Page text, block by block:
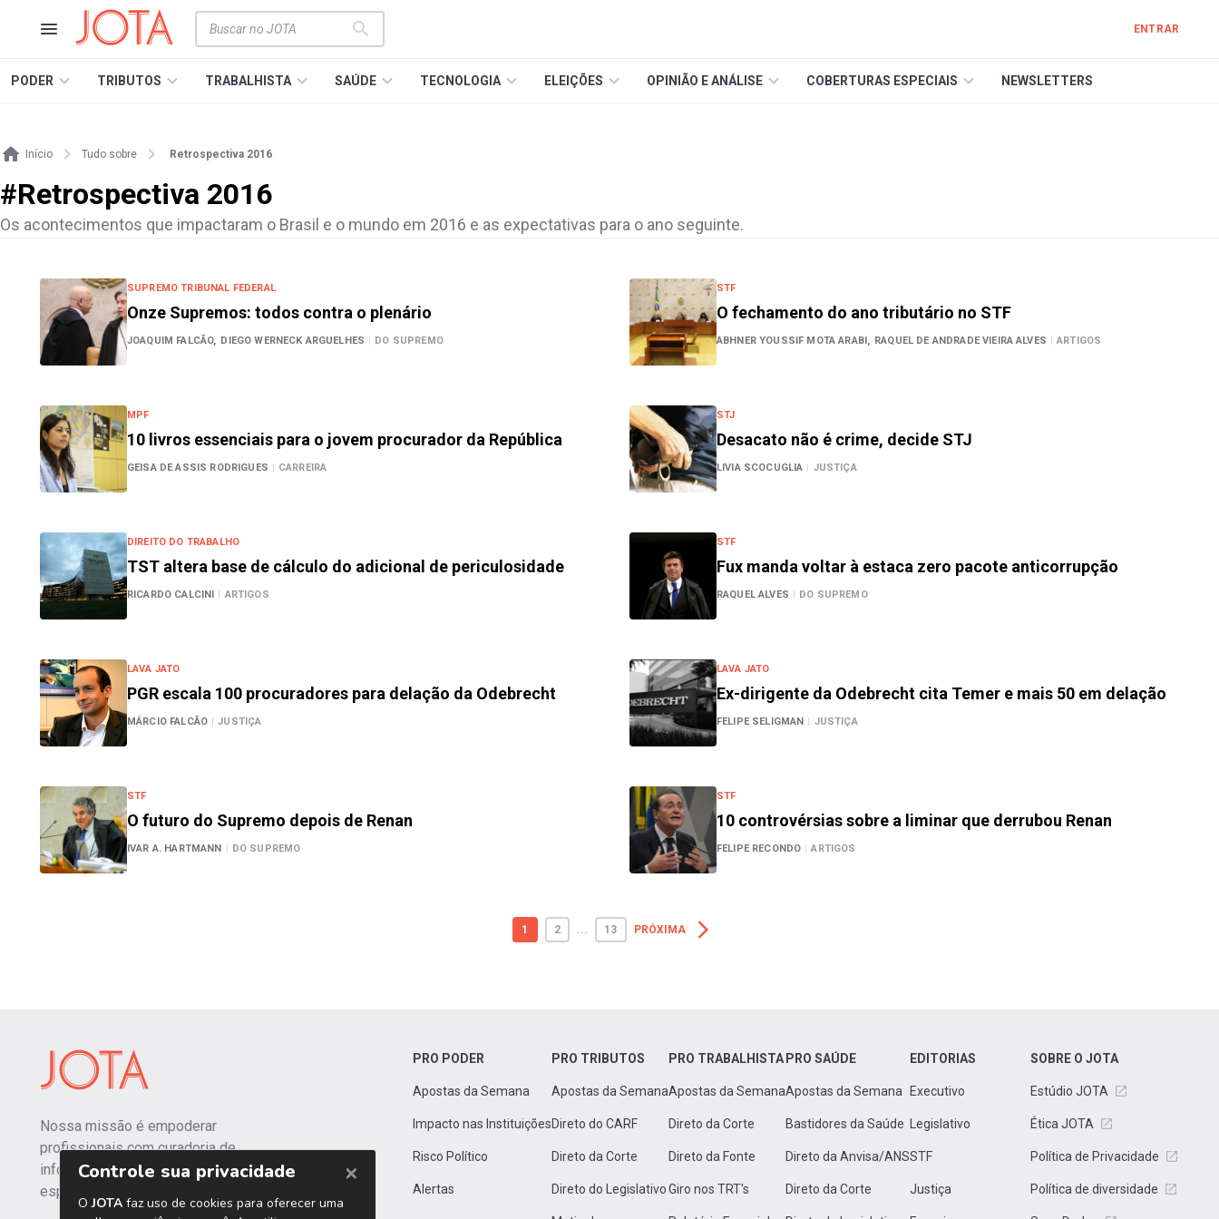
ENTRAR
PODER TRIBUTOS TRABALHISTA SAÚDE TECNOLOGIA ELEIÇÕES OPINIÃO E ANÁLISE COBERTURAS ESPECIAIS NEWSLETTERS
Início Tudo sobre Retrospectiva 2016
#Retrospectiva 2016
Os acontecimentos que impactaram o Brasil e o mundo em 2016 e as expectativas para o ano seguinte.
SUPREMO TRIBUNAL FEDERAL
Onze Supremos: todos contra o plenário
JOAQUIM FALCÃO, DIEGO WERNECK ARGUELHES | DO SUPREMO
STF
O fechamento do ano tributário no STF
ABHNER YOUSSIF MOTA ARABI, RAQUEL DE ANDRADE VIEIRA ALVES | ARTIGOS
MPF
10 livros essenciais para o jovem procurador da República
GEISA DE ASSIS RODRIGUES | CARREIRA
STJ
Desacato não é crime, decide STJ
LIVIA SCOCUGLIA | JUSTIÇA
DIREITO DO TRABALHO
TST altera base de cálculo do adicional de periculosidade
RICARDO CALCINI | ARTIGOS
STF
Fux manda voltar à estaca zero pacote anticorrupção
RAQUEL ALVES | DO SUPREMO
LAVA JATO
PGR escala 100 procuradores para delação da Odebrecht
MÁRCIO FALCÃO | JUSTIÇA
LAVA JATO
Ex-dirigente da Odebrecht cita Temer e mais 50 em delação
FELIPE SELIGMAN | JUSTIÇA
STF
O futuro do Supremo depois de Renan
IVAR A. HARTMANN | DO SUPREMO
STF
10 controvérsias sobre a liminar que derrubou Renan
FELIPE RECONDO | ARTIGOS
1 2 ... 13 PRÓXIMA
Nossa missão é empoderar
profissionais com curadoria de
informações independentes e
especializadas.
PRO PODER
Apostas da Semana
Impacto nas Instituições
Risco Político
Alertas
PRO TRIBUTOS
Apostas da Semana
Direto do CARF
Direto da Corte
Direto do Legislativo
PRO TRABALHISTA
Apostas da Semana
Direto da Corte
Direto da Fonte
Giro nos TRT's
PRO SAÚDE
Apostas da Semana
Bastidores da Saúde
Direto da Anvisa/ANS
Direto da Corte
EDITORIAS
Executivo
Legislativo
STF
Justiça
SOBRE O JOTA
Estúdio JOTA
Ética JOTA
Política de Privacidade
Política de diversidade